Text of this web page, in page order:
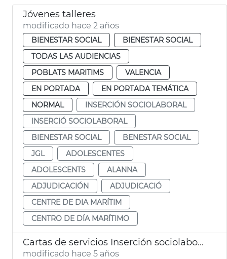
Jóvenes talleres
modificado hace 2 años
BIENESTAR SOCIAL
BIENESTAR SOCIAL
TODAS LAS AUDIENCIAS
POBLATS MARITIMS
VALENCIA
EN PORTADA
EN PORTADA TEMÁTICA
NORMAL
INSERCIÓN SOCIOLABORAL
INSERCIÓ SOCIOLABORAL
BIENESTAR SOCIAL
BENESTAR SOCIAL
JGL
ADOLESCENTES
ADOLESCENTS
ALANNA
ADJUDICACIÓN
ADJUDICACIÓ
CENTRE DE DIA MARÍTIM
CENTRO DE DÍA MARÍTIMO
Cartas de servicios Inserción sociolaboral y Bienestar Animal
modificado hace 5 años